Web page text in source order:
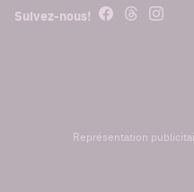
Suivez-nous! FacebookThreads
Représentation